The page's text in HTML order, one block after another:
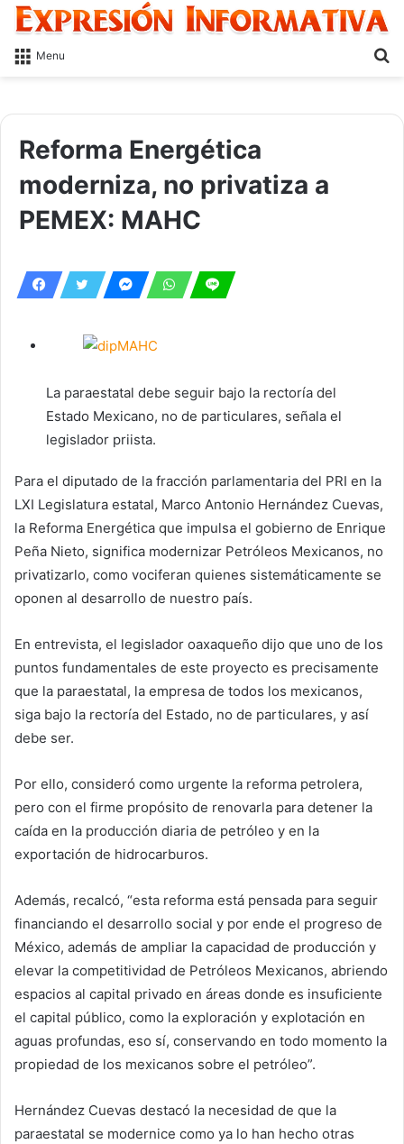
Menu
Reforma Energética
moderniza, no privatiza a
PEMEX: MAHC
La paraestatal debe seguir bajo la rectoría del
Estado Mexicano, no de particulares, señala el
legislador priista.
Para el diputado de la fracción parlamentaria del PRI en la
LXI Legislatura estatal, Marco Antonio Hernández Cuevas,
la Reforma Energética que impulsa el gobierno de Enrique
Peña Nieto, significa modernizar Petróleos Mexicanos, no
privatizarlo, como vociferan quienes sistemáticamente se
oponen al desarrollo de nuestro país.
En entrevista, el legislador oaxaqueño dijo que uno de los
puntos fundamentales de este proyecto es precisamente
que la paraestatal, la empresa de todos los mexicanos,
siga bajo la rectoría del Estado, no de particulares, y así
debe ser.
Por ello, consideró como urgente la reforma petrolera,
pero con el firme propósito de renovarla para detener la
caída en la producción diaria de petróleo y en la
exportación de hidrocarburos.
Además, recalcó, “esta reforma está pensada para seguir
financiando el desarrollo social y por ende el progreso de
México, además de ampliar la capacidad de producción y
elevar la competitividad de Petróleos Mexicanos, abriendo
espacios al capital privado en áreas donde es insuficiente
el capital público, como la exploración y explotación en
aguas profundas, eso sí, conservando en todo momento la
propiedad de los mexicanos sobre el petróleo”.
Hernández Cuevas destacó la necesidad de que la
paraestatal se modernice como ya lo han hecho otras